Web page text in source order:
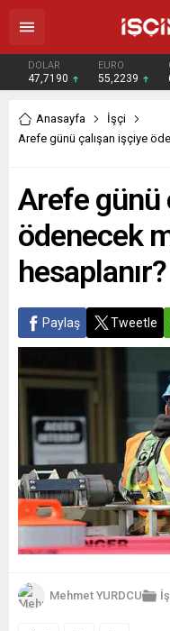
DOLAR
47,7190
EURO
55,2239
Anasayfa
İşçi
Arefe günü çalışan işçiye
Arefe günü
ödenecek
hesaplanır?
Paylaş Tweetle
Mehmet YURDCU